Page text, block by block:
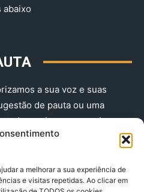
a melhorar a sua experiência de
e visitas repetidas. Ao clicar em
a sua voz e suas
de pauta ou uma
envie-nos agora!